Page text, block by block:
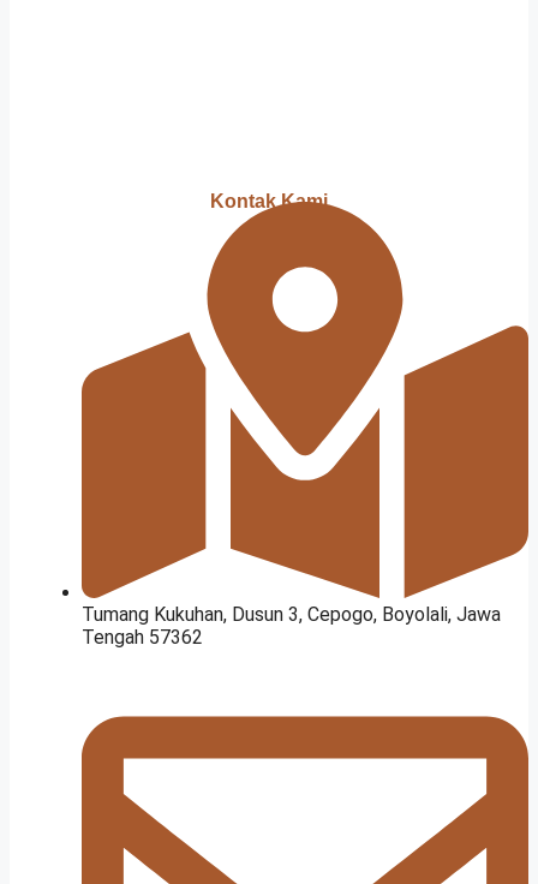
Kontak Kami
Tumang Kukuhan, Dusun 3, Cepogo, Boyolali, Jawa
Tengah 57362